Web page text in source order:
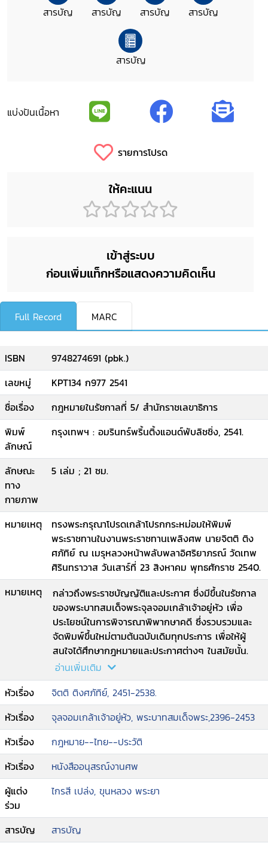
สารบัญ สารบัญ สารบัญ สารบัญ
สารบัญ
แบ่งปันเนื้อหา
รายการโปรด
ให้คะแนน
เข้าสู่ระบบ
ก่อนเพิ่มแท็กหรือแสดงความคิดเห็น
Full Record MARC
ISBN
9748274691 (pbk.)
เลขหมู่
KPT134 ก977 2541
ชื่อเรื่อง
กฎหมายในรัชกาลที่ 5/ สำนักราชเลขาธิการ
พิมพ์
ลักษณ์
กรุงเทพฯ : อมรินทร์พริ้นติ้งแอนด์พับลิชชิ่ง, 2541.
ลักษณะ
ทาง
กายภาพ
5 เล่ม ; 21 ซม.
หมายเหตุ
ทรงพระกรุณาโปรดเกล้าโปรกกระหม่อมให้พิมพ์
พระราชทานในงานพระราชทานเพลิงศพ นายจิตติ ติง
ศภัทิย์ ณ เมรุหลวงหน้าพลับพลาอิศริยาภรณ์ วัดเทพ
ศิรินทราวาส วันเสาร์ที่ 23 สิงหาคม พุทธศักราช 2540.
หมายเหตุ
กล่าวถึงพระราชบัญญัติและประกาศ ซึ่งมีขึ้นในรัชกาล
ของพระบาทสมเด็จพระจุลจอมเกล้าเจ้าอยู่หัว เพื่อ
ประโยชน์ในการพิจารณาพิพากษาคดี ซึ่งรวบรวมและ
จัดพิมพ์ขึ้นใหม่ตามต้นฉบับเดิมทุกประการ เพื่อให้ผู้
สนใจได้ศึกษากฎหมายและประกาศต่างๆ ในสมัยนั้น.
อ่านเพิ่มเติม
หัวเรื่อง
จิตติ ติงศภัทิย์, 2451-2538.
หัวเรื่อง
จุลจอมเกล้าเจ้าอยู่หัว, พระบาทสมเด็จพระ,2396-2453
หัวเรื่อง
กฎหมาย--ไทย--ประวัติ
หัวเรื่อง
หนังสืออนุสรณ์งานศพ
ผู้แต่ง
ร่วม
ไกรสี เปล่ง, ขุนหลวง พระยา
สารบัญ
สารบัญ